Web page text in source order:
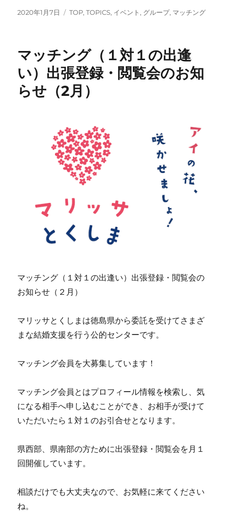
投
2020年1月7日
カ
ー
TOP,TOPICS, イベント , グループ, マッチング
マッチング（１対１の出逢
い）出張登録・閲覧会のお知
らせ（2月）
マッチング（１対１の出逢い）出張登録・閲覧会の
お知らせ（２月）
マリッサとくしまは徳島県から委託を受けてさまざ
まな結婚支援を行う公的センターです。
マッチング会員を大募集しています！
マッチング会員とはプロフィール情報を検索し、気
になる相手へ申し込むことができ、お相手が受けて
いただいたら１対１のお引合せとなります。
県西部、県南部の方ために出張登録・閲覧会を月１
回開催しています。
相談だけでも大丈夫なので、お気軽に来てください
ね。